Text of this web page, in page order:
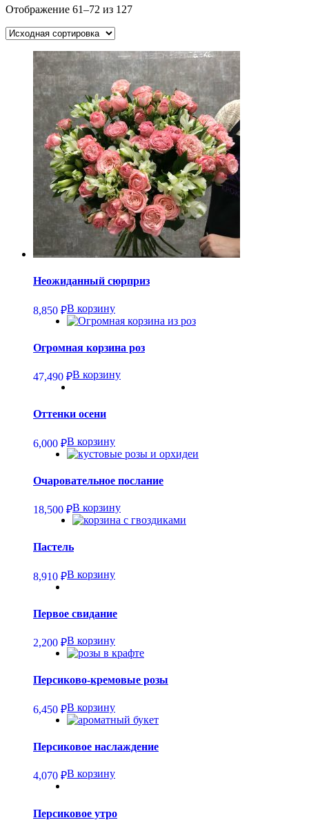
Отображение 61–72 из 127
Неожиданный сюрприз
8,850 ₽В корзину
Огромная корзина роз
47,490 ₽В корзину
Оттенки осени
6,000 ₽В корзину
Очаровательное послание
18,500 ₽В корзину
Пастель
8,910 ₽В корзину
Первое свидание
2,200 ₽В корзину
Персиково-кремовые розы
6,450 ₽В корзину
Персиковое наслаждение
4,070 ₽В корзину
Персиковое утро